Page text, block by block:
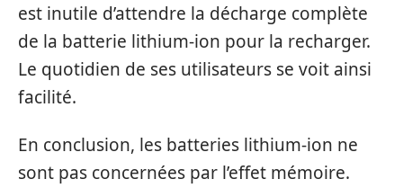
est inutile d’attendre la décharge complète
de la batterie lithium-ion pour la recharger.
Le quotidien de ses utilisateurs se voit ainsi
facilité.
En conclusion, les batteries lithium-ion ne
sont pas concernées par l’effet mémoire.